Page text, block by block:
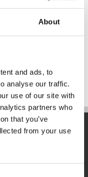
About
and ads, to
analyse our traffic.
use of our site with
partners who
that you’ve
from your use